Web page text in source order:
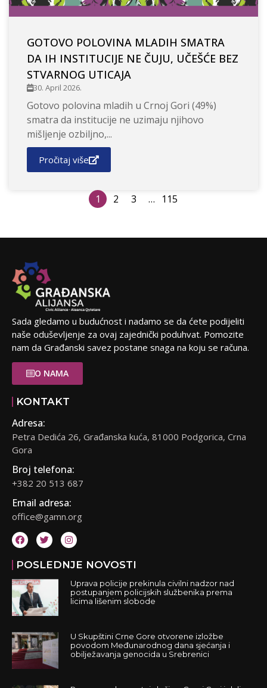
GOTOVO POLOVINA MLADIH SMATRA
DA IH INSTITUCIJE NE ČUJU, UČEŠĆE BEZ
STVARNOG UTICAJA
30. April 2026.
Gotovo polovina mladih u Crnoj Gori (49%)
smatra da institucije ne uzimaju njihovo
mišljenje ozbiljno,...
Pročitaj više
1 2 3 … 115
Sada gledamo u budućnost i nadamo se da ćete podijeliti
naše oduševljenje za ovaj zajednički poduhvat. Pomozite
nam da Građanski savez postane snaga na koju se računa.
O NAMA
KONTAKT
Adresa:
Petra Dedića 26, Građanska kuća, 81000 Podgorica, Crna
Gora
Broj telefona:
+382 20 513 687
Email adresa:
office@gamn.org
POSLEDNJE NOVOSTI
Uprava policije prekinula civilni nadzor nad
postupanjem policijskih službenika prema
licima lišenim slobode
U Skupštini Crne Gore otvorene izložbe
povodom Međunarodnog dana sjećanja i
obilježavanja genocida u Srebrenici